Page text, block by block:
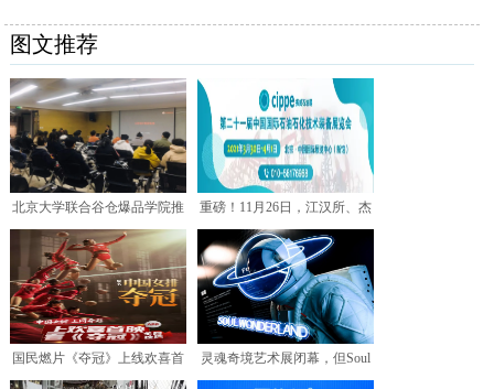
图文推荐
北京大学联合谷仓爆品学院推
出《产品管理与设计》必
重磅！11月26日，江汉所、杰
瑞两大连续管作业装
国民燃片《夺冠》上线欢喜首
灵魂奇境艺术展闭幕，但Soul